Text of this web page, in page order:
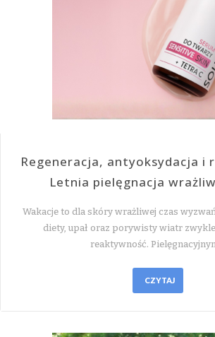
Regeneracja, antyoksydacja i
Letnia pielęgnacja
Wakacje to dla skóry wrażliwej czas
diety, upał oraz porywisty wiatr
reaktywność.
CZYTAJ